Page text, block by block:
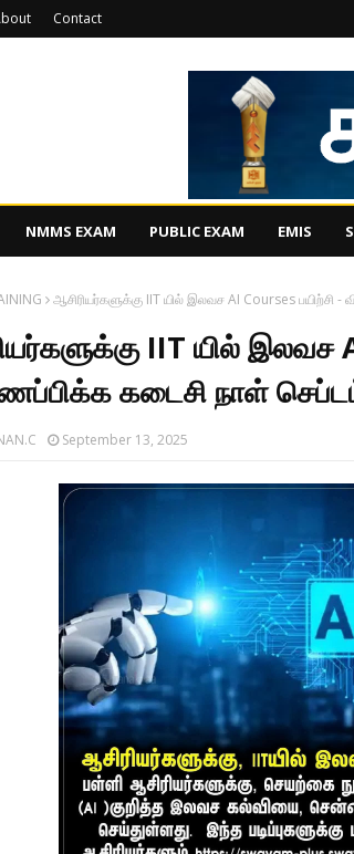
Contact
NMMS EXAM PUBLIC EXAM EMIS
ஆசிரியர்களுக்கு IIT யில் இலவச AI Courses
IIT யில் இலவச
கடைசி நாள்
September 13, 2025